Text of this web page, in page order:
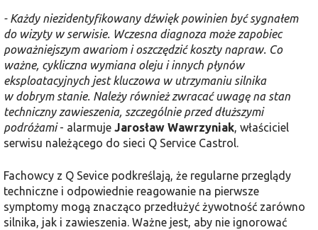
- Każdy niezidentyfikowany dźwięk powinien być sygnałem
do wizyty w serwisie. Wczesna diagnoza może zapobiec
poważniejszym awariom i oszczędzić koszty napraw. Co
ważne, cykliczna wymiana oleju i innych płynów
eksploatacyjnych jest kluczowa w utrzymaniu silnika
w dobrym stanie. Należy również zwracać uwagę na stan
techniczny zawieszenia, szczególnie przed dłuższymi
podróżami- alarmuje Jarosław Wawrzyniak, właściciel
serwisu należącego do sieci Q Service Castrol.
Fachowcy z Q Sevice podkreślają, że regularne przeglądy
techniczne i odpowiednie reagowanie na pierwsze
symptomy mogą znacząco przedłużyć żywotność zarówno
silnika, jak i zawieszenia. Ważne jest, aby nie ignorować